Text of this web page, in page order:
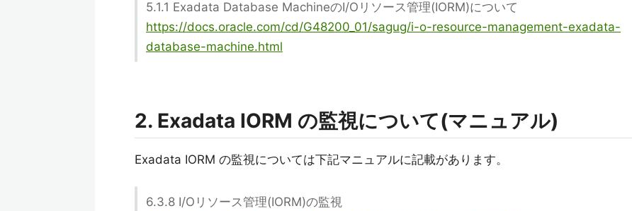
5.1.1 Exadata Database MachineのI/Oリソース管理(IORM)について
https://docs.oracle.com/cd/G48200_01/sagug/i-o-resource-management-exadata-
database-machine.html
2. Exadata IORM の監視について(マニュアル)
Exadata IORM の監視については下記マニュアルに記載があります。
6.3.8 I/Oリソース管理(IORM)の監視